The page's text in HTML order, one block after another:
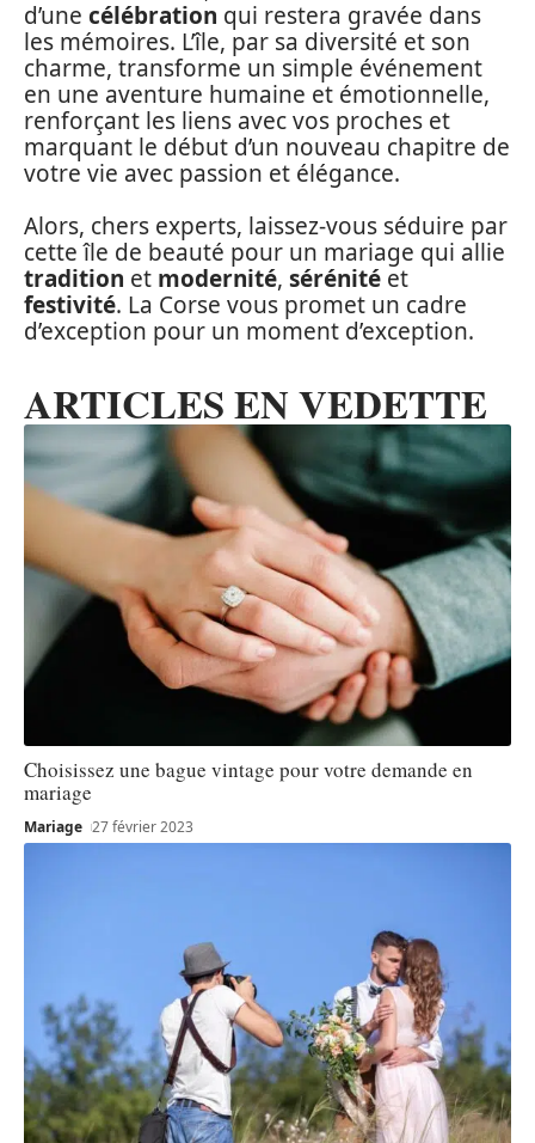
d’une célébration qui restera gravée dans
les mémoires. L’île, par sa diversité et son
charme, transforme un simple événement
en une aventure humaine et émotionnelle,
renforçant les liens avec vos proches et
marquant le début d’un nouveau chapitre de
votre vie avec passion et élégance.
Alors, chers experts, laissez-vous séduire par
cette île de beauté pour un mariage qui allie
tradition et modernité, sérénité et
festivité. La Corse vous promet un cadre
d’exception pour un moment d’exception.
ARTICLES EN VEDETTE
Choisissez une bague vintage pour votre demande en
mariage
Mariage 27 février 2023